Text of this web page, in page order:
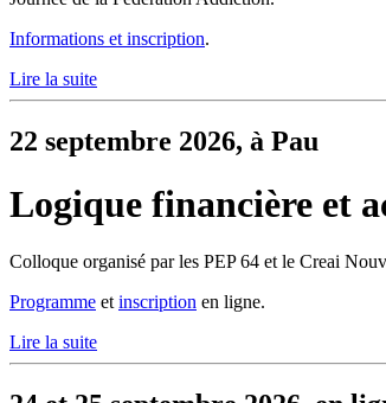
Informations et inscription.
Lire la suite
22 septembre 2026, à Pau
Logique financière et
Colloque organisé par les PEP 64 et le Creai
Programme etinscription en ligne.
Lire la suite